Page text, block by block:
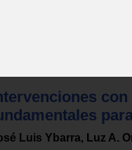
Luis Ybarra, Luz A.